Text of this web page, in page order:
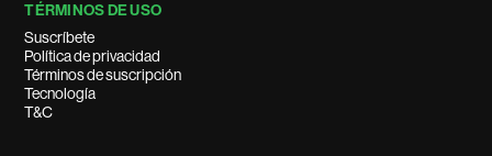
TÉRMINOS DE USO
Suscríbete
Política de privacidad
Términos de suscripción
Tecnología
T&C